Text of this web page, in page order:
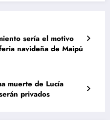
sería el motivo
navideña de Maipú
muerte de Lucía
privados